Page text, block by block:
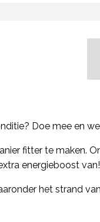
Doe mee en
fitter te maken.
energieboost van!
het strand